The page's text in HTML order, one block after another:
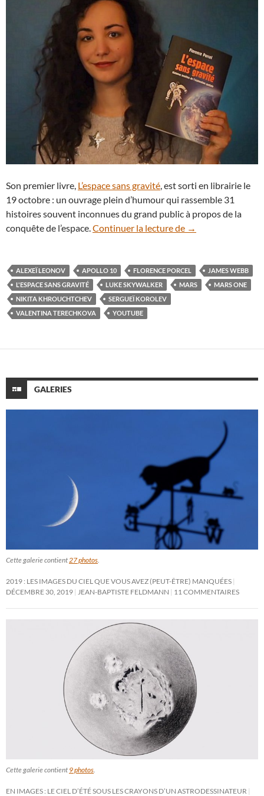
Son premier livre, L’espace sans gravité, est sorti en librairie le
19 octobre : un ouvrage plein d’humour qui rassemble 31
histoires souvent inconnues du grand public à propos de la
conquête de l’espace.Continuer la lecture de L’espace sans
→
ALEXEÏ LEONOV APOLLO 10 FLORENCE PORCEL
JAMES WEBB
L'ESPACE SANS GRAVITÉ
LUKE SKYWALKER MARS
MARS ONE
NIKITA KHROUCHTCHEV
SERGUEÏ KOROLEV
VALENTINA TERECHKOVA
YOUTUBE
GALERIES
Cette galerie contient27 photos.
2019 : LES IMAGES DU CIEL QUE VOUS AVEZ (PEUT-ÊTRE) MANQUÉES
DÉCEMBRE 30, 2019 JEAN-BAPTISTE FELDMANN 11 COMMENTAIRES
Cette galerie contient 9 photos
EN IMAGES : LE CIEL D’ÉTÉ SOUS LES CRAYONS D’UN ASTRODESSINATEUR